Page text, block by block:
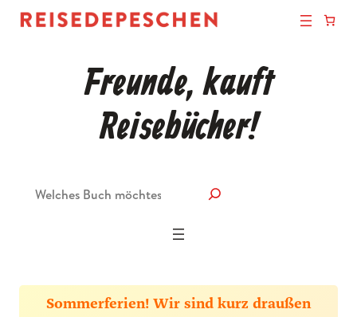
Freunde, kauft
Reisebücher!
Sommerferien! Wir sind kurz draußen